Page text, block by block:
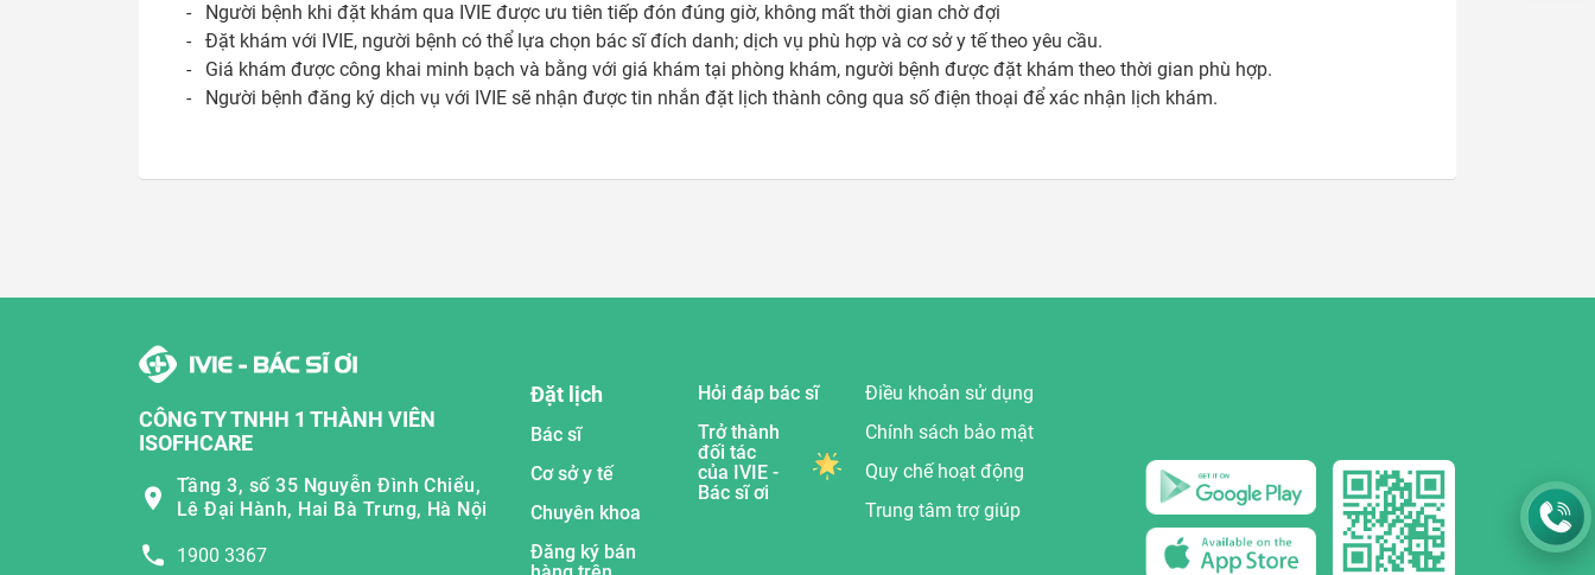
-   Người bệnh khi đặt khám qua IVIE được ưu tiên tiếp đón đúng giờ, không mất thời gian chờ đợi
-   Đặt khám với IVIE, người bệnh có thể lựa chọn bác sĩ đích danh; dịch vụ phù hợp và cơ sở y tế theo yêu cầu.
-   Giá khám được công khai minh bạch và bằng với giá khám tại phòng khám, người bệnh được đặt khám theo thời gian phù hợp.
-   Người bệnh đăng ký dịch vụ với IVIE sẽ nhận được tin nhắn đặt lịch thành công qua số điện thoại để xác nhận lịch khám.
CÔNG TY TNHH 1 THÀNH VIÊN
ISOFHCARE
Tầng 3, số 35 Nguyễn Đình Chiểu,
Lê Đại Hành, Hai Bà Trưng, Hà Nội
1900 3367
Đặt lịch
Bác sĩ
Cơ sở y tế
Chuyên khoa
Đăng ký bán
Hỏi đáp bác sĩ
Trở thành
đối tác
của IVIE -
Bác sĩ ơi
Điều khoản sử dụng
Chính sách bảo mật
Quy chế hoạt động
Trung tâm trợ giúp